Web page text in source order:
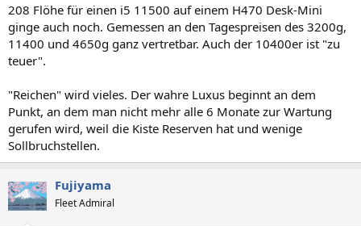
208 Flöhe für einen i5 11500 auf einem H470 Desk-Mini
ginge auch noch. Gemessen an den Tagespreisen des 3200g,
11400 und 4650g ganz vertretbar. Auch der 10400er ist "zu
teuer".
"Reichen" wird vieles. Der wahre Luxus beginnt an dem
Punkt, an dem man nicht mehr alle 6 Monate zur Wartung
gerufen wird, weil die Kiste Reserven hat und wenige
Sollbruchstellen.
Fujiyama
Fleet Admiral